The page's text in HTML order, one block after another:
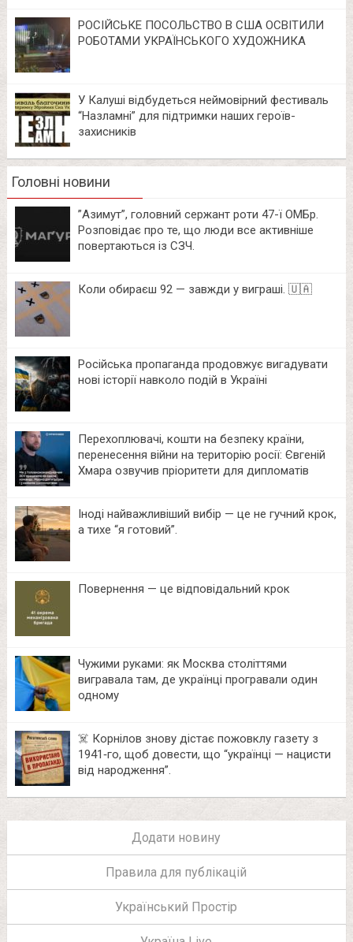
РОСІЙСЬКЕ ПОСОЛЬСТВО В США ОСВІТИЛИ
РОБОТАМИ УКРАЇНСЬКОГО ХУДОЖНИКА
У Калуші відбудеться неймовірний фестиваль
“Назламні” для підтримки наших героїв-
захисників
Головні новини
⁨”Азимут”, головний сержант роти 47-ї ОМБр.
Розповідає про те, що люди все активніше
повертаються із СЗЧ.
Коли обираєш 92 — завжди у виграші. 🇺🇦
Російська пропаганда продовжує вигадувати
нові історії навколо подій в Україні
Перехоплювачі, кошти на безпеку країни,
перенесення війни на територію росії: Євгеній
Хмара озвучив пріоритети для дипломатів
Іноді найважливіший вибір — це не гучний крок,
а тихе “я готовий”.
Повернення — це відповідальний крок
Чужими руками: як Москва століттями
вигравала там, де українці програвали один
одному
☠️ Корнілов знову дістає пожовклу газету з
1941‑го, щоб довести, що “українці — нацисти
від народження”.
Додати новину
Правила для публікацій
Український Простір